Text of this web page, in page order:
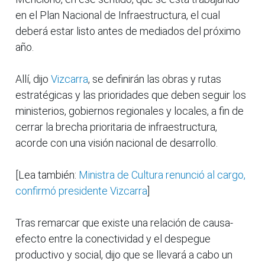
en el Plan Nacional de Infraestructura, el cual
deberá estar listo antes de mediados del próximo
año.
Allí, dijo Vizcarra, se definirán las obras y rutas
estratégicas y las prioridades que deben seguir los
ministerios, gobiernos regionales y locales, a fin de
cerrar la brecha prioritaria de infraestructura,
acorde con una visión nacional de desarrollo.
[Lea también: Ministra de Cultura renunció al cargo,
confirmó presidente Vizcarra
Tras remarcar que existe una relación de causa-
efecto entre la conectividad y el despegue
productivo y social, dijo que se llevará a cabo un